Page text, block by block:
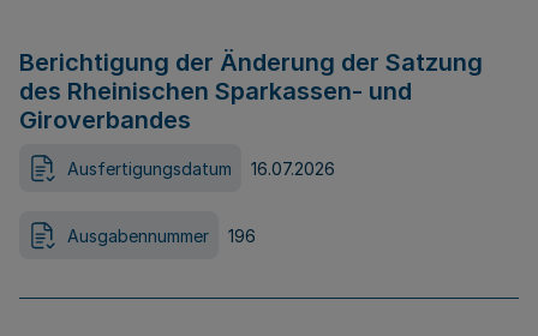
Berichtigung der Änderung der Satzung
des Rheinischen Sparkassen- und
Giroverbandes
Ausfertigungsdatum 16.07.2026
Ausgabennummer 196